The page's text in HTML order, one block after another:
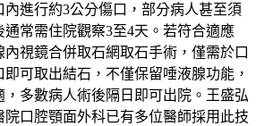
進行約3公分傷口，部分病人甚至須
常需住院觀察3至4天。若符合適應
視鏡合併取石網取石手術，僅需於口
可取出結石，不僅保留唾液腺功能，
多數病人術後隔日即可出院。王盛弘
口腔顎面外科已有多位醫師採用此技